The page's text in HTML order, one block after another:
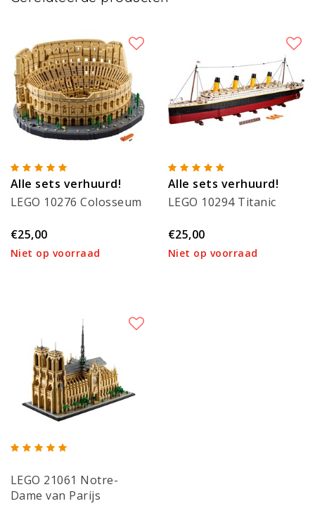
Alle sets verhuurd!
LEGO 10276 Colosseum
€25,00
Niet op voorraad
Alle sets verhuurd!
LEGO 10294 Titanic
€25,00
Niet op voorraad
LEGO 21061 Notre-
Dame van Parijs